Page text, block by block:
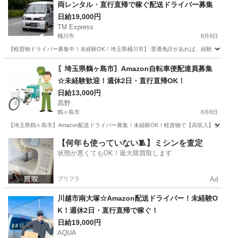
両レンタル・直行直帰で稼ぐ配送ドライバー募集
日給19,000円
TM Express
桶川市 8月8日
【軽貨物ドライバー募集中！未経験OK！埼玉県桶川市】 普通免許があれば、経験・
ドライバー 社用車
〖埼玉県鶴ヶ島市〗Amazon自転車便配達員募集
☆未経験歓迎！週休2日・直行直帰OK！
日給13,000円
髙野
鶴ヶ島市 8月8日
【埼玉県鶴ヶ島市】Amazon配送ドライバー募集！未経験OK！軽貨物で【高収入】
埼玉 鶴ヶ島市 ドライバー Amazon
【何年も使っていない🧵】ミシンを査定
状態が悪くてもOK！最大限買取します
プリフラ Ad
川越市南大塚☆Amazon配送ドライバー！未経験O
K！週休2日・直行直帰で稼ぐ！
日給19,000円
AQUA